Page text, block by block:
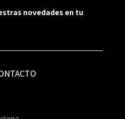
novedades en tu